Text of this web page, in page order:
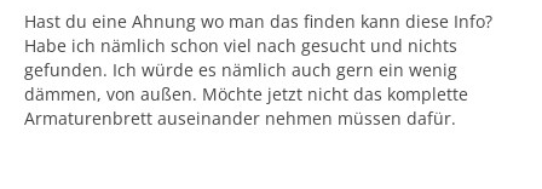
Hast du eine Ahnung wo man das finden kann diese Info?
Habe ich nämlich schon viel nach gesucht und nichts
gefunden. Ich würde es nämlich auch gern ein wenig
dämmen, von außen. Möchte jetzt nicht das komplette
Armaturenbrett auseinander nehmen müssen dafür.